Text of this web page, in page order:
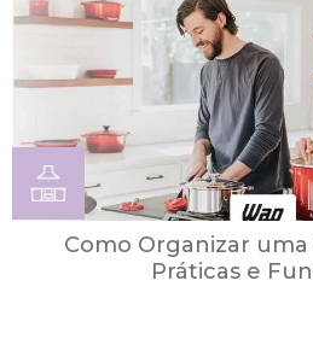
Como Organizar uma
Práticas e